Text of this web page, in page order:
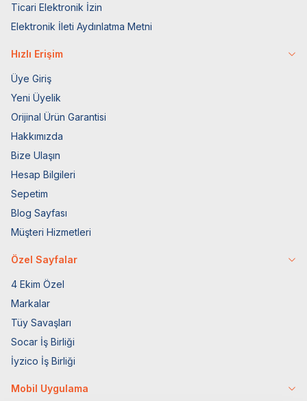
Ticari Elektronik İzin
Elektronik İleti Aydınlatma Metni
Hızlı Erişim
Üye Giriş
Yeni Üyelik
Orijinal Ürün Garantisi
Hakkımızda
Bize Ulaşın
Hesap Bilgileri
Sepetim
Blog Sayfası
Müşteri Hizmetleri
Özel Sayfalar
4 Ekim Özel
Markalar
Tüy Savaşları
Socar İş Birliği
İyzico İş Birliği
Mobil Uygulama